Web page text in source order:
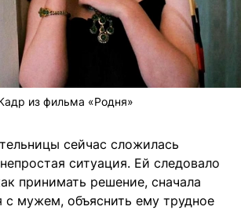
из фильма «Родня»
сейчас сложилась
ситуация. Ей следовало
принимать решение, сначала
с мужем, объяснить ему трудное